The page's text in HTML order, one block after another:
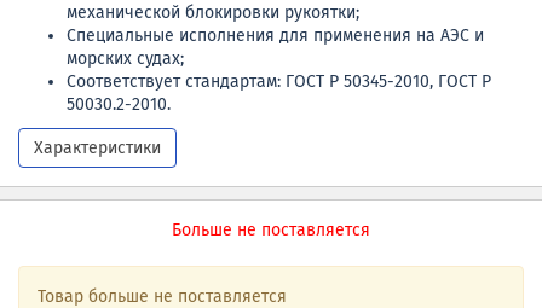
механической блокировки рукоятки;
Специальные исполнения для применения на АЭС и
морских судах;
Соответствует стандартам: ГОСТ Р 50345-2010, ГОСТ Р
50030.2-2010.
Характеристики
Больше не поставляется
Товар больше не поставляется